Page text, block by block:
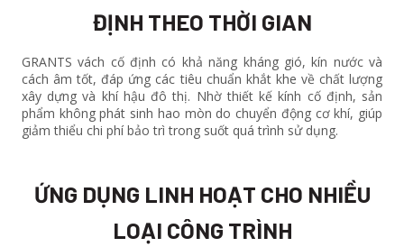
ĐỊNH THEO THỜI GIAN
GRANTS vách cố định có khả năng kháng gió, kín nước và
cách âm tốt, đáp ứng các tiêu chuẩn khắt khe về chất lượng
xây dựng và khí hậu đô thị. Nhờ thiết kế kính cố định, sản
phẩm không phát sinh hao mòn do chuyển động cơ khí, giúp
giảm thiểu chi phí bảo trì trong suốt quá trình sử dụng.
ỨNG DỤNG LINH HOẠT CHO NHIỀU
LOẠI CÔNG TRÌNH